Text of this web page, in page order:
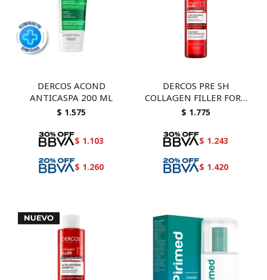
DERCOS ACOND
ANTICASPA 200 ML
$ 1.575
$ 1.103
$ 1.260
DERCOS PRE SH
COLLAGEN FILLER FORT
150
$ 1.775
$ 1.243
$ 1.420